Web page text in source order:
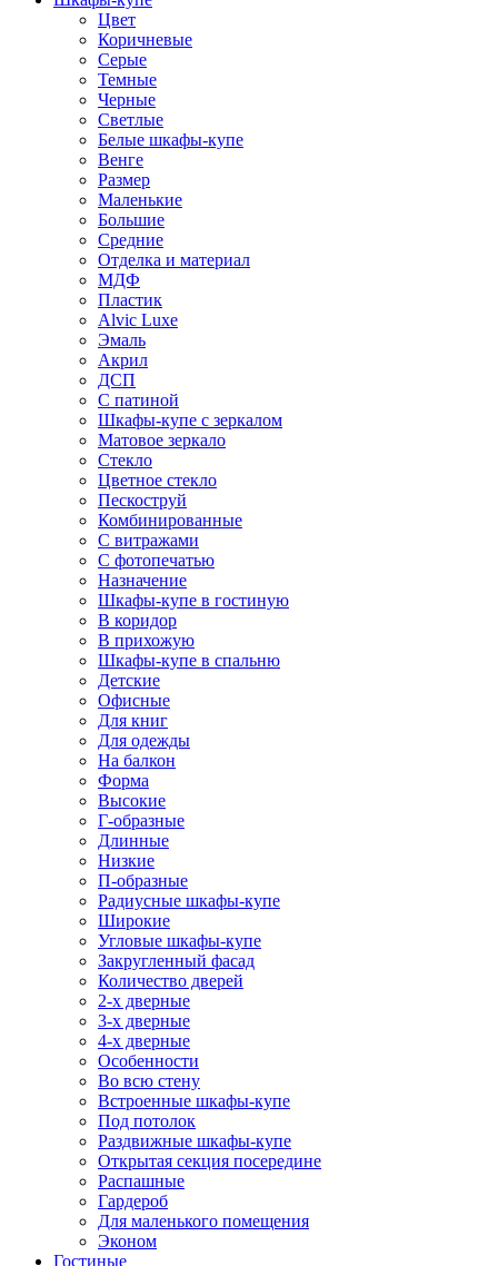
Цвет
Коричневые
Серые
Темные
Черные
Светлые
Белые шкафы-купе
Венге
Размер
Маленькие
Большие
Средние
Отделка и материал
МДФ
Пластик
Alvic Luxe
Эмаль
Акрил
ДСП
С патиной
Шкафы-купе с зеркалом
Матовое зеркало
Стекло
Цветное стекло
Пескоструй
Комбинированные
С витражами
С фотопечатью
Назначение
Шкафы-купе в гостиную
В коридор
В прихожую
Шкафы-купе в спальню
Детские
Офисные
Для книг
Для одежды
На балкон
Форма
Высокие
Г-образные
Длинные
Низкие
П-образные
Радиусные шкафы-купе
Широкие
Угловые шкафы-купе
Закругленный фасад
Количество дверей
2-х дверные
3-х дверные
4-х дверные
Особенности
Во всю стену
Встроенные шкафы-купе
Под потолок
Раздвижные шкафы-купе
Открытая секция посередине
Распашные
Гардероб
Для маленького помещения
Эконом
Гостиные